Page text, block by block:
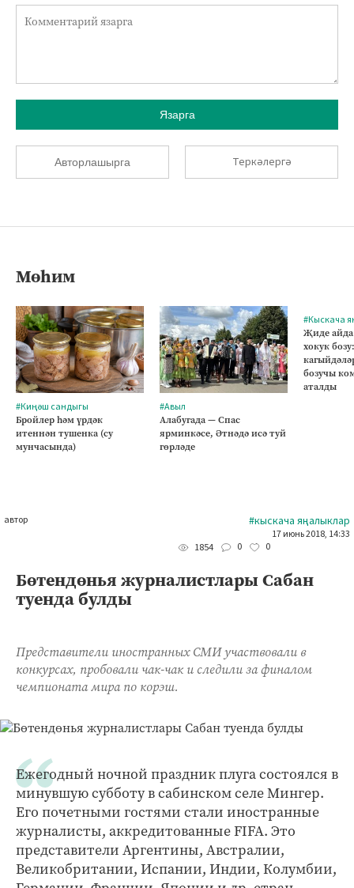
Язарга
Авторлашырга Теркәлергә
Мөһим
#Киңәш сандыгы
Бройлер һәм үрдәк
итеннән тушенка (су
мунчасында)
#Авыл
Алабугада — Спас
ярминкәсе, Әтнәдә исә туй
гөрләде
#Кыскача
Җиде
хокук
бозучы
аталды
автор #кыскача яңалыклар
17 июнь 2018, 14:33
1854
0 0
Бөтендөнья журналистлары Сабан
туенда булды
Представители иностранных СМИ участвовали в
конкурсах, пробовали чак-чак и следили за финалом
чемпионата мира по корэш.
Ежегодный ночной праздник плуга состоялся в
минувшую субботу в сабинском селе Мингер.
Его почетными гостями стали иностранные
журналисты, аккредитованные FIFA. Это
представители Аргентины, Австралии,
Великобритании, Испании, Индии, Колумбии,